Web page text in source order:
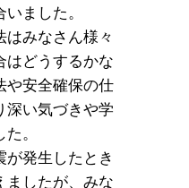
ました。
みなさん様々
はどうするかな
や安全確保の仕
深い気づきや学
。
が発生したとき
ましたが、みな